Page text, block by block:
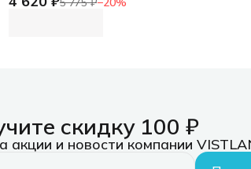
скидку 100 ₽
акции и новости компании